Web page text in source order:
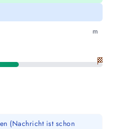
m
🏁
(Nachricht ist schon